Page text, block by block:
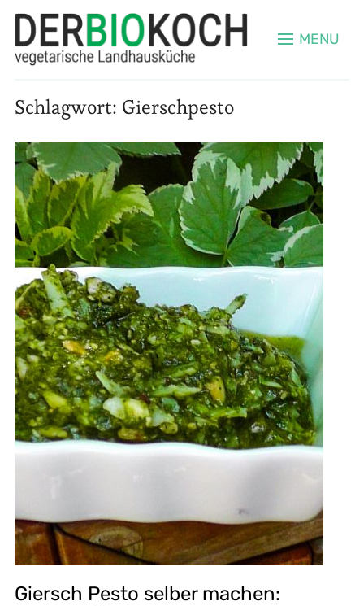
MENU
Schlagwort: Gierschpesto
Giersch Pesto selber machen: